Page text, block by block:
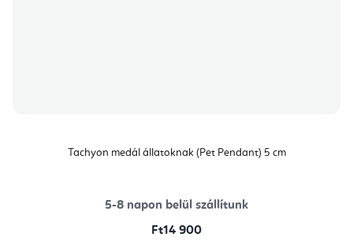
Tachyon medál állatoknak (Pet Pendant) 5 cm
5-8 napon belül szállítunk
Ft14 900